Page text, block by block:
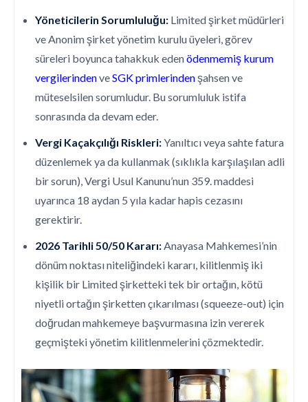
Yöneticilerin Sorumluluğu: Limited şirket müdürleri
ve Anonim şirket yönetim kurulu üyeleri, görev
süreleri boyunca tahakkuk edenödenmemiş kurum
vergilerindenveSGK primlerindenşahsen ve
müteselsilen sorumludur. Bu sorumluluk istifa
sonrasında da devam eder.
Vergi Kaçakçılığı Riskleri:Yanıltıcı veya sahte fatura
düzenlemek ya da kullanmak (sıklıkla karşılaşılan adli
bir sorun), Vergi Usul Kanunu’nun 359. maddesi
uyarınca 18 aydan 5 yıla kadar hapis cezasını
gerektirir.
2026 Tarihli 50/50 Kararı:Anayasa Mahkemesi’nin
dönüm noktası niteliğindeki kararı, kilitlenmiş iki
kişilik bir Limited şirketteki tek bir ortağın, kötü
niyetli ortağın şirketten çıkarılması (squeeze-out) için
doğrudan mahkemeye başvurmasına izin vererek
geçmişteki yönetim kilitlenmelerini çözmektedir.